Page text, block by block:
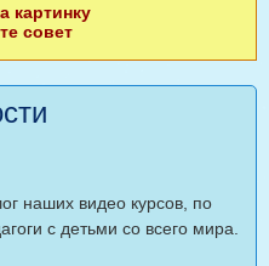
картинку
совет
наших видео курсов, по
с детьми со всего мира.